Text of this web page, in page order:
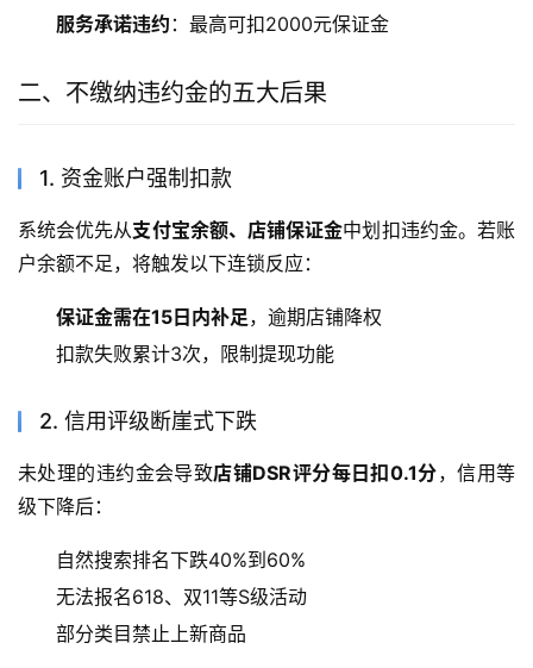
服务承诺违约 ：最高可扣2000元保证金
二、不缴纳违约金的五大后果
1. 资金账户强制扣款
系统会优先从支付宝余额、店铺保证金中划扣违约金。若账
户余额不足，将触发以下连锁反应：
保证金需在15日内补足，逾期店铺降权
扣款失败累计3次，限制提现功能
2. 信用评级断崖式下跌
未处理的违约金会导致店铺DSR评分每日扣0.1分，信用等
级下降后：
自然搜索排名下跌40%到60%
无法报名618、双11等S级活动
部分类目禁止上新商品